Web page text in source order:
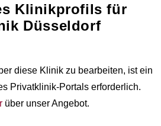
Klinikprofils für
Düsseldorf
diese Klinik zu bearbeiten, ist ein
Privatklinik-Portals erforderlich.
über unser Angebot.